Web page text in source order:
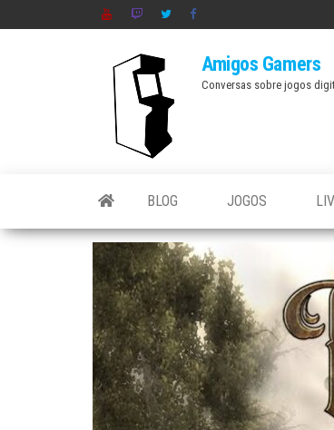
Amigos Gamers
Conversas sobre jogos
BLOG JOGOS